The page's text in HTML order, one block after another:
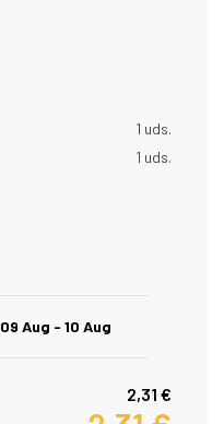
1 uds.
1 uds.
09 Aug - 10 Aug
2,31 €